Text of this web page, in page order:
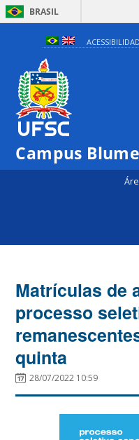
BRASIL
Campus
Matrículas de
processo
quinta
28/07/2022 10:59